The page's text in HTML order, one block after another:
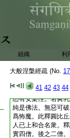
組織 利
大般涅槃經疏 (No.
41 42 43 44
顯如前。比丘者氣
不仰不下。不方不
名乞士。戒禁七支
惱脂是名破惡。修
無知者是名破惡。
求中道法喜是名乞
惡。以煩惱怖故業
魔怖。是爲怖魔。
悉有安樂性。名眞
純是佛法。無惡可
爲怖魔。此釋圓比
人已上和合名衆。
實四僧。後之二僧